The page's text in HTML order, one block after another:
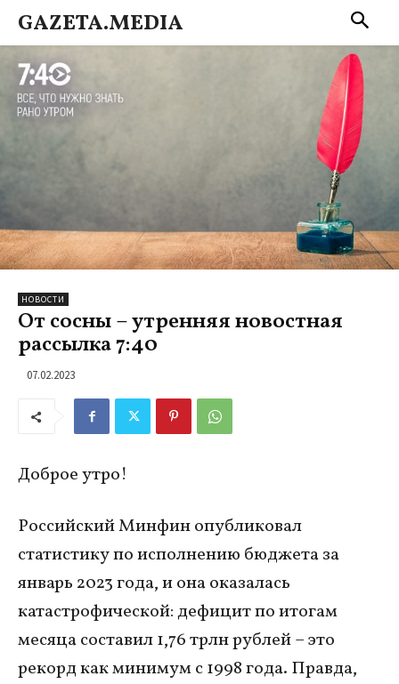
GAZETA.MEDIA
НОВОСТИ
От сосны – утренняя новостная
рассылка 7:40
07.02.2023
Доброе утро!
Российский Минфин опубликовал
статистику по исполнению бюджета за
январь 2023 года, и она оказалась
катастрофической: дефицит по итогам
месяца составил 1,76 трлн рублей – это
рекорд как минимум с 1998 года. Правда,